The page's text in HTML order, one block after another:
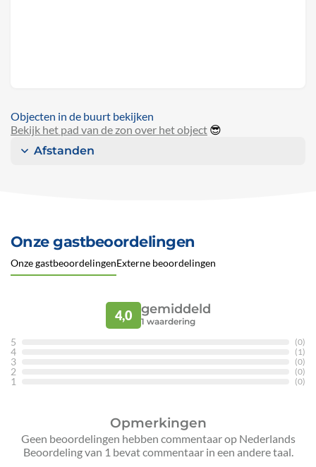
Objecten in de buurt bekijken
Bekijk het pad van de zon over het object 😎
Afstanden
Onze gastbeoordelingen
Onze gastbeoordelingenExterne beoordelingen
4,0 gemiddeld
1 waardering
5 (0)
4 (1)
3 (0)
2 (0)
1 (0)
Opmerkingen
Geen beoordelingen hebben commentaar op Nederlands
Beoordeling van 1 bevat commentaar in een andere taal.